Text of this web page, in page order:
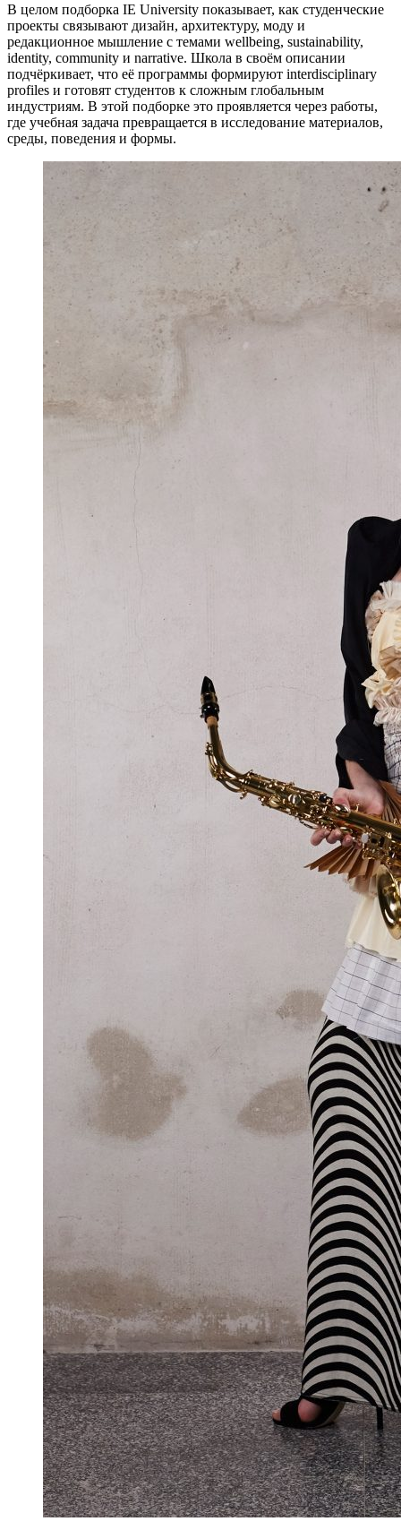
В целом подборка IE University показывает, как студенческие
проекты связывают дизайн, архитектуру, моду и
редакционное мышление с темами wellbeing, sustainability,
identity, community и narrative. Школа в своём описании
подчёркивает, что её программы формируют interdisciplinary
profiles и готовят студентов к сложным глобальным
индустриям. В этой подборке это проявляется через работы,
где учебная задача превращается в исследование материалов,
среды, поведения и формы.